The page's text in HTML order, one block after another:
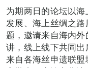
为期两日的论坛以
发展、海上丝绸之
题，邀请来自海内
讲，线上线下共同
来自各海丝申遗联